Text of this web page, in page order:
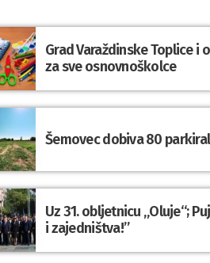
Grad Varaždinske Toplice
za sve osnovnoškolce
Šemovec dobiva 80
Uz 31. obljetnicu „Oluje“;
i zajedništva!”